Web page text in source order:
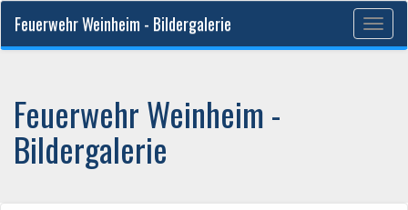
Feuerwehr Weinheim - Bildergalerie
Feuerwehr Weinheim -
Bildergalerie